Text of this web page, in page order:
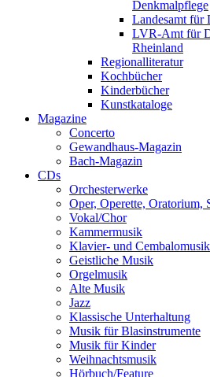
Denkmalpflege
Landesamt für
LVR-Amt für
Rheinland
Regionalliteratur
Kochbücher
Kinderbücher
Kunstkataloge
Magazine
Concerto
Gewandhaus-Magazin
Bach-Magazin
CDs
Orchesterwerke
Oper, Operette, Oratorium,
Vokal/Chor
Kammermusik
Klavier- und Cembalomusik
Geistliche Musik
Orgelmusik
Alte Musik
Jazz
Klassische Unterhaltung
Musik für Blasinstrumente
Musik für Kinder
Weihnachtsmusik
Hörbuch/Feature